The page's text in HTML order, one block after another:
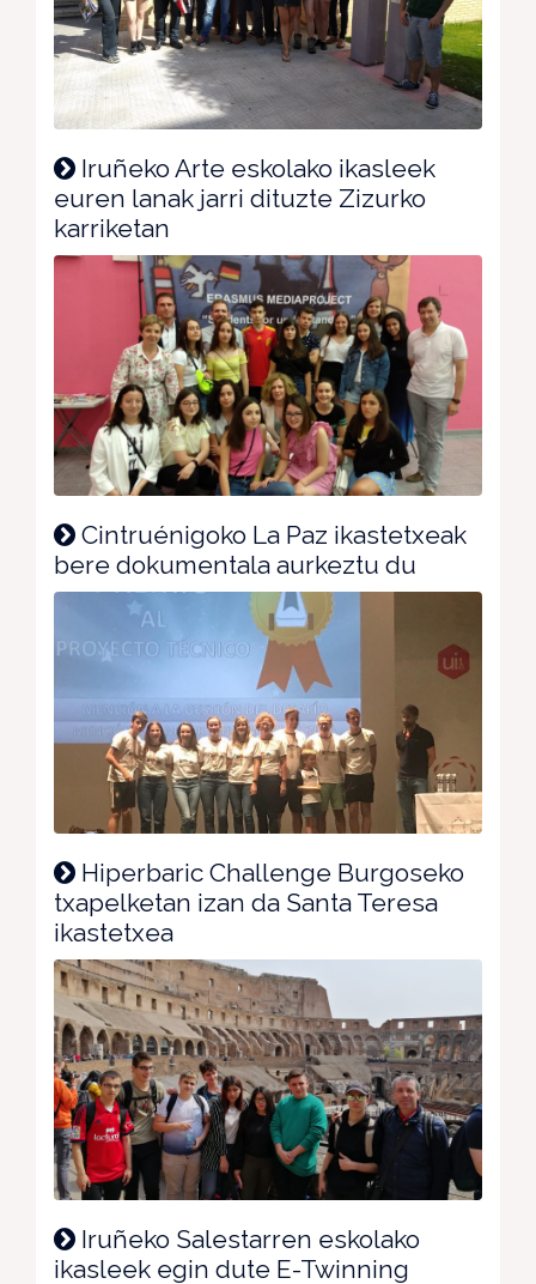
Iruñeko Arte eskolako ikasleek
euren lanak jarri dituzte Zizurko
karriketan
Cintruénigoko La Paz ikastetxeak
bere dokumentala aurkeztu du
Hiperbaric Challenge Burgoseko
txapelketan izan da Santa Teresa
ikastetxea
Iruñeko Salestarren eskolako
ikasleek egin dute E-Twinning